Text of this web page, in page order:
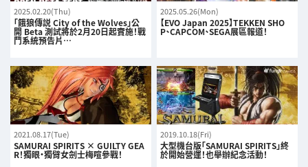
2025.02.20(Thu)
「餓狼傳説 City of the Wolves」公
開 Beta 測試將於2月20日起實施！戰
鬥系統預告片…
2025.05.26(Mon)
【EVO Japan 2025】TEKKEN SHO
P、CAPCOM、SEGA展區報道！
2021.08.17(Tue)
SAMURAI SPIRITS × GUILTY GEA
R！獨眼・獨臂女劍士梅喧參戰！
2019.10.18(Fri)
大型機台版「SAMURAI SPIRITS」終
於開始營運！也舉辦紀念活動！